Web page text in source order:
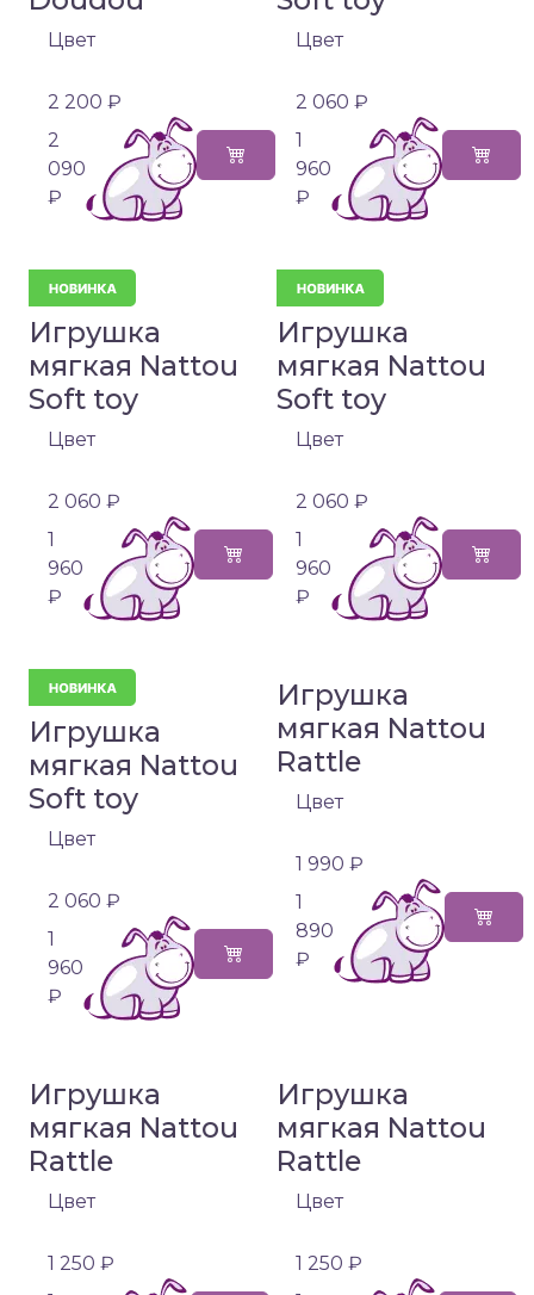
Цвет
2 200 ₽
2
090
₽
Цвет
2 060 ₽
1
960
₽
Игрушка
мягкая Nattou
Soft toy
Цвет
2 060 ₽
1
960
₽
Игрушка
мягкая Nattou
Soft toy
Цвет
2 060 ₽
1
960
₽
Игрушка
мягкая Nattou
Soft toy
Цвет
2 060 ₽
1
960
₽
Игрушка
мягкая Nattou
Rattle
Цвет
1 990 ₽
1
890
₽
Игрушка
мягкая Nattou
Rattle
Цвет
1 250 ₽
Игрушка
мягкая Nattou
Rattle
Цвет
1 250 ₽